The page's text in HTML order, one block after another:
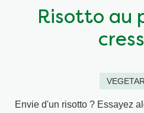
Végétarien
Wraps aux légumes
Aides culinaires
Risotto au
Envie d'un risotto ? Essayez